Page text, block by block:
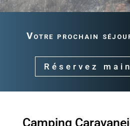
Votre prochain
Réservez
Camping